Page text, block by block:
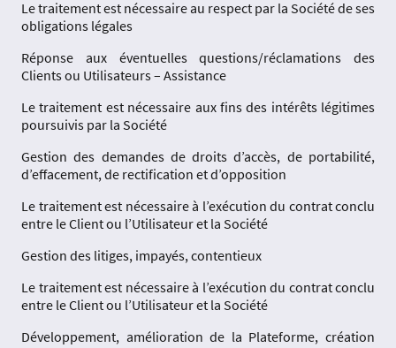
Le traitement est nécessaire au respect par la Société de ses
obligations légales
Réponse aux éventuelles questions/réclamations des
Clients ou Utilisateurs – Assistance
Le traitement est nécessaire aux fins des intérêts légitimes
poursuivis par la Société
Gestion des demandes de droits d’accès, de portabilité,
d’effacement, de rectification et d’opposition
Le traitement est nécessaire à l’exécution du contrat conclu
entre le Client ou l’Utilisateur et la Société
Gestion des litiges, impayés, contentieux
Le traitement est nécessaire à l’exécution du contrat conclu
entre le Client ou l’Utilisateur et la Société
Développement, amélioration de la Plateforme, création